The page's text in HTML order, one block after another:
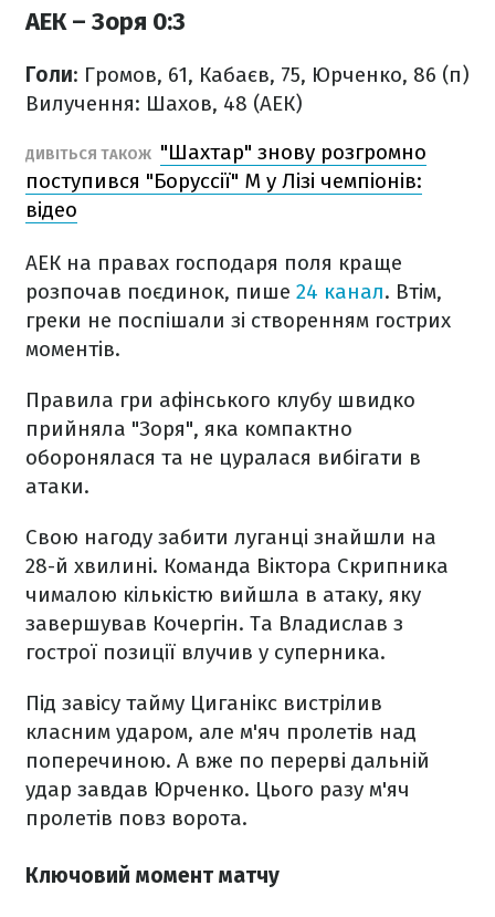
АЕК – Зоря 0:3
Голи: Громов, 61, Кабаєв, 75, Юрченко, 86 (п)
Вилучення: Шахов, 48 (АЕК)
ДИВІТЬСЯ ТАКОЖ "Шахтар" знову розгромно
поступився "Боруссії" М у Лізі чемпіонів:
відео
АЕК на правах господаря поля краще
розпочав поєдинок, пише 24 канал. Втім,
греки не поспішали зі створенням гострих
моментів.
Правила гри афінського клубу швидко
прийняла "Зоря", яка компактно
оборонялася та не цуралася вибігати в
атаки.
Свою нагоду забити луганці знайшли на
28-й хвилині. Команда Віктора Скрипника
чималою кількістю вийшла в атаку, яку
завершував Кочергін. Та Владислав з
гострої позиції влучив у суперника.
Під завісу тайму Циганікс вистрілив
класним ударом, але м'яч пролетів над
поперечиною. А вже по перерві дальній
удар завдав Юрченко. Цього разу м'яч
пролетів повз ворота.
Ключовий момент матчу